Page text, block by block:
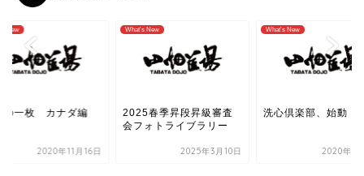
New
の一枚 カナダ編
2020年11月16日
What's New
2025春季昇段昇級審査
会フォトライブラリー
2025年3月10日
What's New
洗心倶楽部、始動！
2020年11